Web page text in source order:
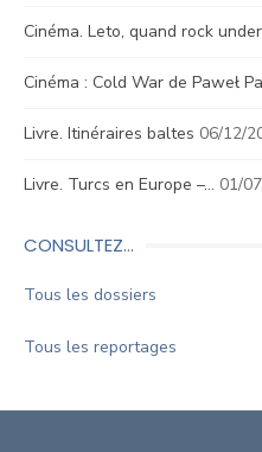
Cinéma. Leto, quand rock
Cinéma : Cold War de Paweł
Livre. Itinéraires baltes 06/12/
Livre. Turcs en Europe –… 01/
CONSULTEZ…
Tous les dossiers
Tous les reportages